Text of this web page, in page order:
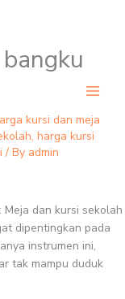
kursi dan meja
, harga kursi
/ By admin
dan kursi sekolah
dipentingkan pada
instrumen ini,
tak mampu duduk